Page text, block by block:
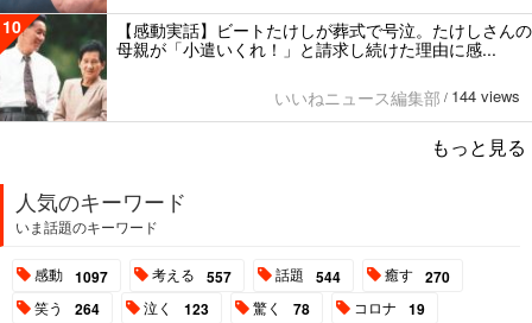
10
【感動実話】ビートたけしが葬式で号泣。たけしさんの
母親が「小遣いくれ！」と請求し続けた理由に感...
いいねニュース編集部 / 144 views
もっと見る
人気のキーワード
いま話題のキーワード
感動 1097 考える 557 話題 544 癒す 270
笑う 264 泣く 123 驚く 78 コロナ 19